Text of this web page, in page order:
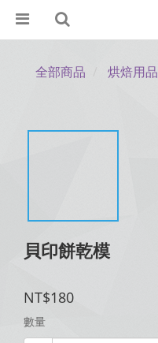
全部商品 烘焙用品
貝印餅乾模
NT$180
數量